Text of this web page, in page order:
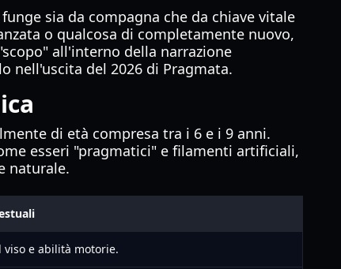
sia da compagna che da chiave vitale
o qualcosa di completamente nuovo,
all'interno della narrazione
nell'uscita del 2026 di Pragmata.
di età compresa tra i 6 e i 9 anni.
esseri "pragmatici" e filamenti artificiali,
naturale.
viso e abilità motorie.